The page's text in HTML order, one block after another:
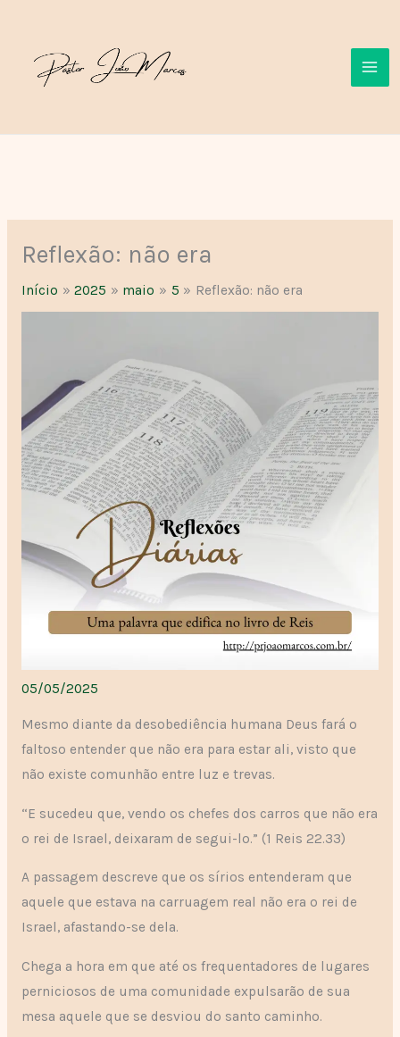
conteúdo
Reflexão: não era
Início 2025 maio 5 Reflexão: não era
05/05/2025
Mesmo diante da desobediência humana Deus fará o
faltoso entender que não era para estar ali, visto que
não existe comunhão entre luz e trevas.
“E sucedeu que, vendo os chefes dos carros que não era
o rei de Israel, deixaram de segui-lo.” (1 Reis 22.33)
A passagem descreve que os sírios entenderam que
aquele que estava na carruagem real não era o rei de
Israel, afastando-se dela.
Chega a hora em que até os frequentadores de lugares
perniciosos de uma comunidade expulsarão de sua
mesa aquele que se desviou do santo caminho.